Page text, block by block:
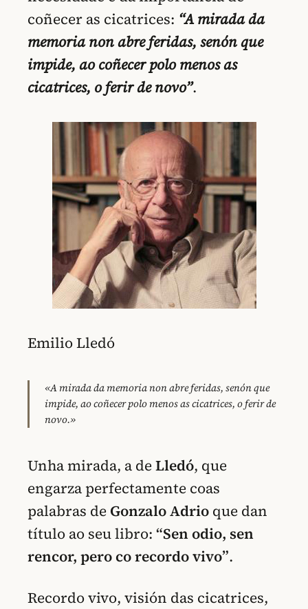
coñecer as cicatrices: “A mirada da
memoria non abre feridas, senón que
impide, ao coñecer polo menos as
cicatrices, o ferir de novo”.
Emilio Lledó
«A mirada da memoria non abre feridas, senón que
impide, ao coñecer polo menos as cicatrices, o ferir de
novo.»
Unha mirada, a deLledó, que
engarza perfectamente coas
palabras de Gonzalo Adrio que dan
título ao seu libro: “Sen odio, sen
rencor, pero co recordo vivo”.
Recordo vivo, visión das cicatrices,